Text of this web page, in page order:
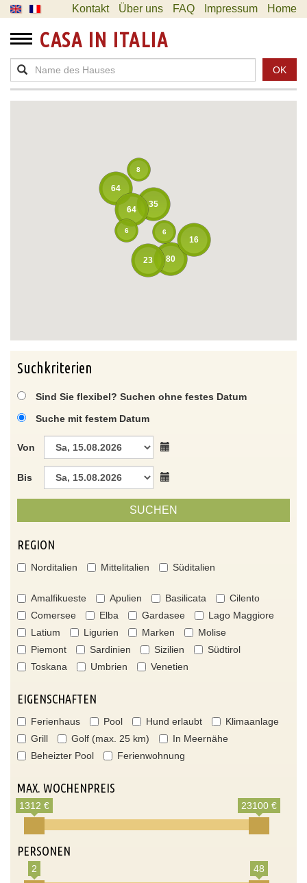
Kontakt Über uns FAQ Impressum Home
CASA IN ITALIA
OK
80
16
64
35
64
23
6
6
8
Suchkriterien
Sind Sie flexibel? Suchen ohne festes Datum
Suche mit festem Datum
Von
Bis
SUCHEN
REGION
Norditalien Mittelitalien Süditalien
Amalfikueste Apulien Basilicata
Cilento
Comersee
Elba Gardasee
Lago Maggiore
Latium
Ligurien Marken
Molise
Piemont
Sardinien Sizilien
Südtirol
Toskana
Umbrien Venetien
EIGENSCHAFTEN
Ferienhaus Pool Hund erlaubt
Klimaanlage
Grill
Golf (max. 25 km)
In Meernähe
Beheizter Pool
Ferienwohnung
MAX. WOCHENPREIS
1312 € 23100 €
PERSONEN
2 48